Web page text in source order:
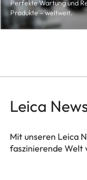
Perfekte Wartung und
Produkte – weltweit.
Leica
Mit unseren Leica
faszinierende Welt